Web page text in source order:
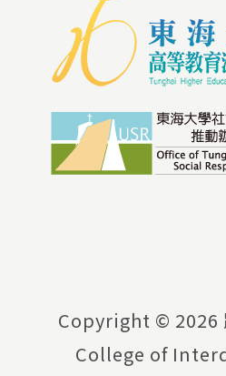
Copyright © 2026
College of